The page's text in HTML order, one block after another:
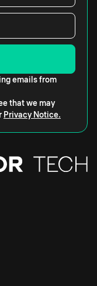
emails from
that we may
Privacy Notice.